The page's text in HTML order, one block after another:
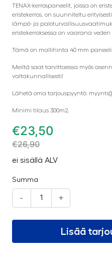
TENAX-kerrospaneelit, joissa on
eristekerros, on suunniteltu
lämpö- ja
eristekerroksessa on vaarana
Tämä on mallihinta 40 mm
Meiltä saat tarvittaessa myös
valtakunnallisesti!
Lähetä oma tarjouspyyntö:
Minimi tilaus 300m2.
€23,50
€26,90
ei sisällä ALV
Summa
- +
Lisää